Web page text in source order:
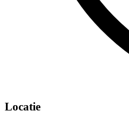
Locatie